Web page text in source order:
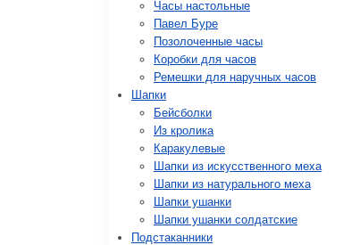
Часы настольные
Павел Буре
Позолоченные часы
Коробки для часов
Ремешки для наручных часов
Шапки
Бейсболки
Из кролика
Каракулевые
Шапки из искусственного меха
Шапки из натурального меха
Шапки ушанки
Шапки ушанки солдатские
Подстаканники